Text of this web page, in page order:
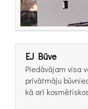
EJ Būve
Piedāvājam visa
privātmāju
kā arī